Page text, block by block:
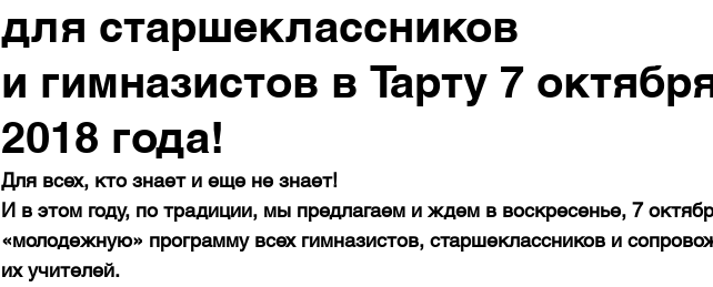
для старшеклассников
и гимназистов в Тарту 7
2018 года!
Для всех, кто знает и еще не знает!
И в этом году, по традиции, мы предлагаем и ждем в воскресенье, 7
«молодежную» программу всех гимназистов, старшеклассников и
их учителей.